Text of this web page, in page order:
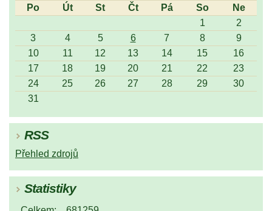
Po
Út St Čt Pá So
Ne
1
2
3
4 5 6 7 8
9
10
11 12 13 14 15
16
17
18 19 20 21 22
23
24
25 26 27 28 29
30
31
RSS
Přehled zdrojů
Statistiky